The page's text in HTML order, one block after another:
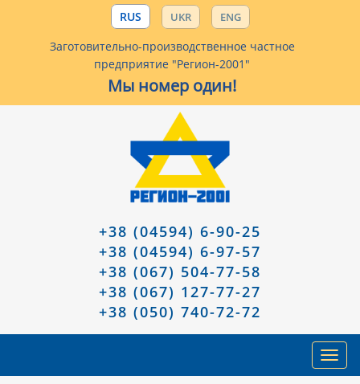
RUS UKR ENG
Заготовительно-производственное частное
предприятие "Регион-2001"
Мы номер один!
+38 (04594) 6-90-25
+38 (04594) 6-97-57
+38 (067) 504-77-58
+38 (067) 127-77-27
+38 (050) 740-72-72